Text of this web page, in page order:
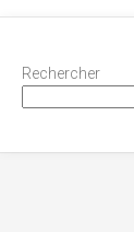
Rechercher